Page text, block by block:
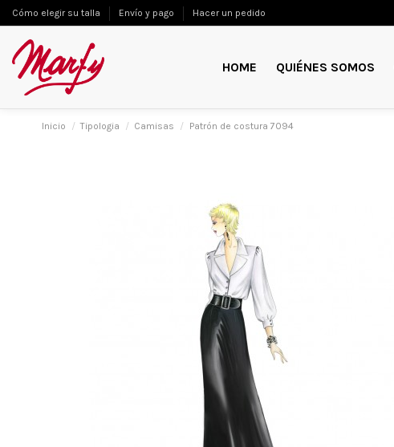
Cómo elegir su talla Envío y pago Hacer un pedido
HOME QUIÉNES SOMOS
Inicio Tipologia Camisas Patrón de costura 7094